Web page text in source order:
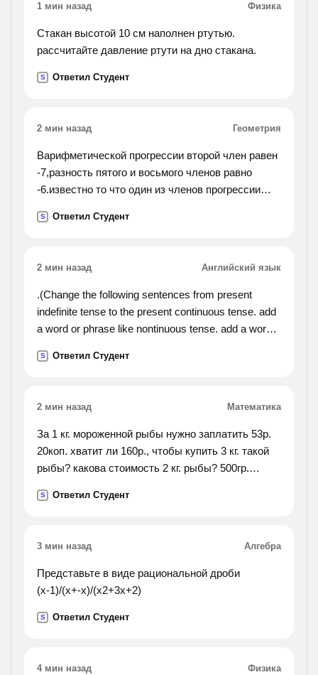
1 мин назад Физика
Стакан высотой 10 см наполнен ртутью.
рассчитайте давление ртути на дно стакана.
S Ответил Студент
2 мин назад Геометрия
Варифметической прогрессии второй член равен
-7,разность пятого и восьмого членов равно
-6.известно то что один из членов прогрессии
S Ответил Студент
2 мин назад Английский язык
.(Change the following sentences from present
indefinite tense to the present continuous tense. add
a word or phrase like nontinuous tense. add a word
to each sentence. 1.i write a letter. 2.richard walks to
stops at the station. 7.we travel to
london.8.the gardener cuts down a tree. 9.john
comes home.10.the shopkeeper ties up the parcel.).
S Ответил Студент
2 мин назад Математика
За 1 кг. мороженной рыбы нужно заплатить 53р.
20коп. хватит ли 160р., чтобы купить 3 кг. такой
рыбы? какова стоимость 2 кг. рыбы? 500гр.
S Ответил Студент
3 мин назад Алгебра
Представьте в виде рациональной дроби
(х-1)/(х+-х)/(х2+3х+2)
S Ответил Студент
4 мин назад Физика